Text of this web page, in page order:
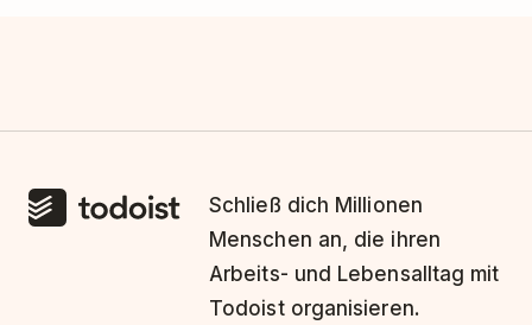
Schließ dich Millionen
Menschen an, die ihren
Arbeits- und Lebensalltag mit
Todoist organisieren.